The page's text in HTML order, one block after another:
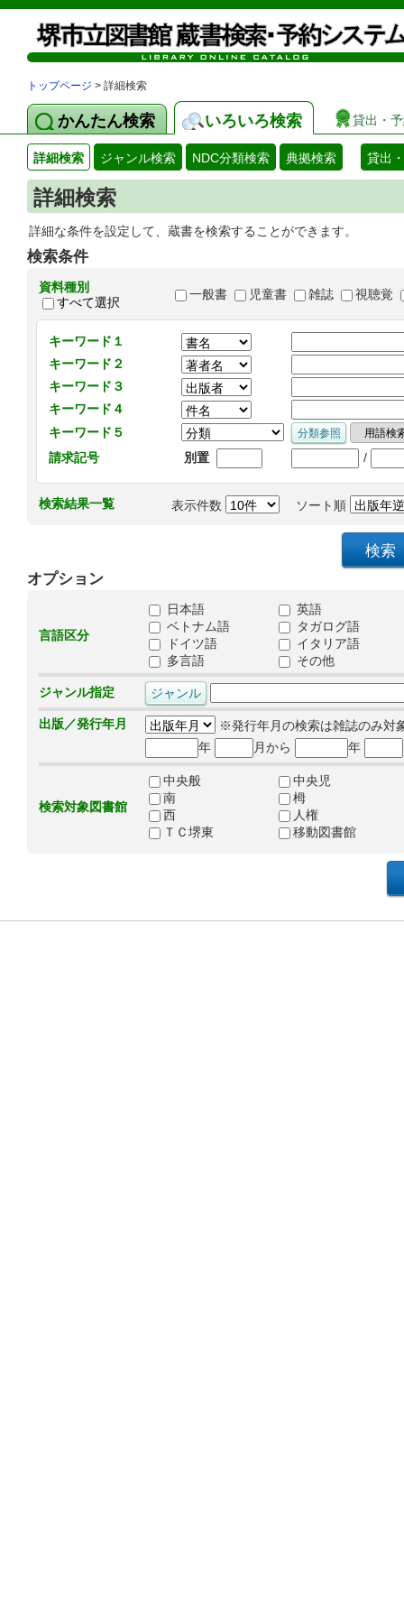
トップページ > 詳細検索
かんたん検索 いろいろ検索 貸出・
詳細検索 ジャンル検索 NDC分類検索 典拠検索 貸出
詳細検索
詳細な条件を設定して、蔵書を検索することができます。
検索条件
資料種別
すべて選択
一般書 児童書 雑誌 視聴覚
キーワード１
キーワード２
キーワード３
キーワード４
キーワード５
請求記号
別置 /
検索結果一覧 表示件数 ソート順
オプション
言語区分
日本語
英語
ベトナム語
タガログ語
ドイツ語
イタリア語
多言語
その他
ジャンル指定
出版／発行年月
※発行年月の検索は雑誌のみ対
年
月から 年
検索対象図書館
中央般
中央児
南
栂
西
人権
ＴＣ堺東
移動図書館